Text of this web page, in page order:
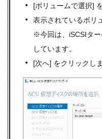
[ボリュームで選択]
表示されているボリ
※今回は、 iSCSIタ
しています。
[次へ] をクリックしま